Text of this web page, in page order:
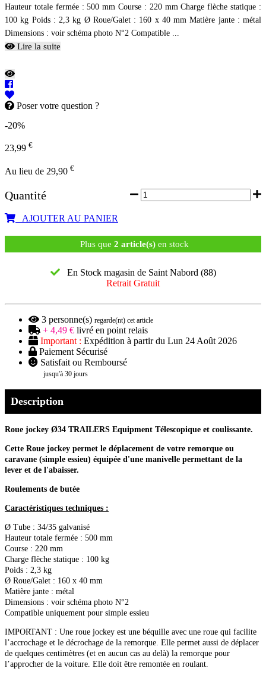
Hauteur totale fermée : 500 mm Course : 220 mm Charge flèche statique :
100 kg Poids : 2,3 kg Ø Roue/Galet : 160 x 40 mm Matière jante : métal
Dimensions : voir schéma photo N°2 Compatible ...
Lire la suite
Poser votre question ?
-20%
23,99 €
Au lieu de 29,90 €
Quantité
AJOUTER AU PANIER
Plus que 2 article(s)en stock
En Stock magasin de Saint Nabord (88)
Retrait Gratuit
3 personne(s) regarde(nt) cet article
+ 4,49 € livré en point relais
Important : Expédition à partir du Lun 24 Août 2026
Paiement Sécurisé
Satisfait ou Remboursé
jusqu'à 30 jours
Description
Roue jockey Ø34 TRAILERS Equipment Télescopique et coulissante.
Cette Roue jockey permet le déplacement de votre remorque ou
caravane (simple essieu) équipée d'une manivelle permettant de la
lever et de l'abaisser.
Roulements de butée
Caractéristiques techniques :
Ø Tube : 34/35 galvanisé
Hauteur totale fermée : 500 mm
Course : 220 mm
Charge flèche statique : 100 kg
Poids : 2,3 kg
Ø Roue/Galet : 160 x 40 mm
Matière jante : métal
Dimensions : voir schéma photo N°2
Compatible uniquement pour simple essieu
IMPORTANT : Une roue jockey est une béquille avec une roue qui facilite
l’accrochage et le décrochage de la remorque. Elle permet aussi de déplacer
de quelques centimètres (et en aucun cas au delà) la remorque pour
l’approcher de la voiture. Elle doit être remontée en roulant.